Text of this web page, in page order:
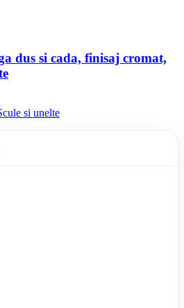
dus si cada, finisaj cromat,
si unelte